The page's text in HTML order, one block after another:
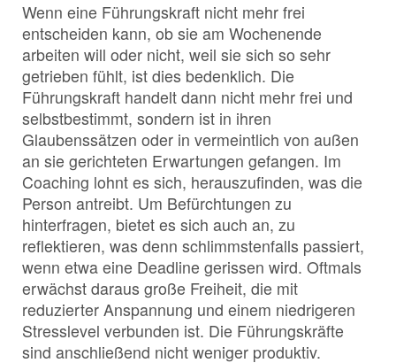
Wenn eine Führungskraft nicht mehr frei
entscheiden kann, ob sie am Wochenende
arbeiten will oder nicht, weil sie sich so sehr
getrieben fühlt, ist dies bedenklich. Die
Führungskraft handelt dann nicht mehr frei und
selbstbestimmt, sondern ist in ihren
Glaubenssätzen oder in vermeintlich von außen
an sie gerichteten Erwartungen gefangen. Im
Coaching lohnt es sich, herauszufinden, was die
Person antreibt. Um Befürchtungen zu
hinterfragen, bietet es sich auch an, zu
reflektieren, was denn schlimmstenfalls passiert,
wenn etwa eine Deadline gerissen wird. Oftmals
erwächst daraus große Freiheit, die mit
reduzierter Anspannung und einem niedrigeren
Stresslevel verbunden ist. Die Führungskräfte
sind anschließend nicht weniger produktiv.